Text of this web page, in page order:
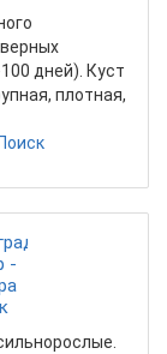
дней). Куст
плотная,
-